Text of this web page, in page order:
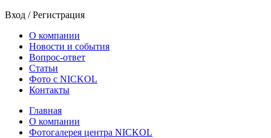
Вход /Регистрация
О компании
Новости и события
Вопрос-ответ
Статьи
Фото с NICKOL
Контакты
Главная
О компании
Фотогалерея центра NICKOL